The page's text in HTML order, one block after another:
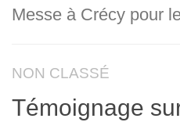
Messe à Crécy pour
NON CLASSÉ
Témoignage